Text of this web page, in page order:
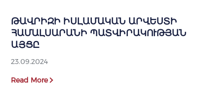
ԹԱՎՐԻԶԻ ԻՍԼԱՄԱԿԱՆ ԱՐՎԵՍՏԻ
ՀԱՄԱԼՍԱՐԱՆԻ ՊԱՏՎԻՐԱԿՈՒԹՅԱՆ
ԱՅՑԸ
23.09.2024
Read More